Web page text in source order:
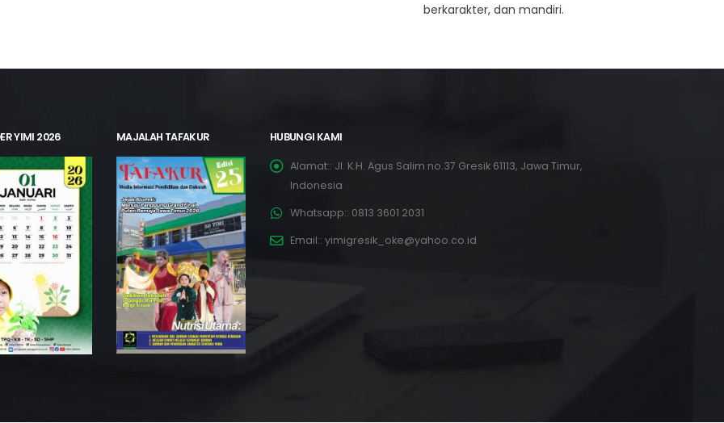
berkarakter, dan mandiri.
YIMI 2026 MAJALAH TAFAKUR HUBUNGI KAMI
Alamat:: Jl. K.H. Agus Salim no.37 Gresik 61113, Jawa Timur,
Indonesia
Whatsapp:: 0813 3601 2031
Email:: yimigresik_oke@yahoo.co.id